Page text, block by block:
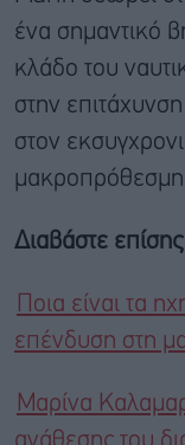
ένα σημαντικό
κλάδο του
στην
στον
μακροπρόθεσμη
Διαβάστε επίσης
Ποια είναι τα
επένδυση στη
Μαρίνα